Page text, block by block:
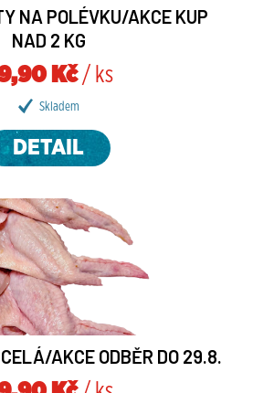
NA POLÉVKU/AKCE KUP
NAD 2 KG
Kč/ ks
Skladem
DETAIL
AKCE ODBĚR DO 29.8.